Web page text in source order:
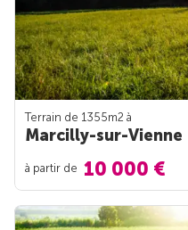
Terrain de 1355m2 à
Marcilly-sur-Vienne
à partir de 10 000 €